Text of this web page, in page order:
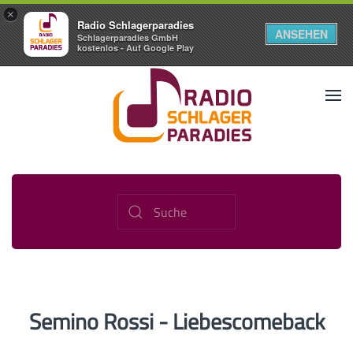
×
Radio Schlagerparadies
Schlagerparadies GmbH
kostenlos - Auf Google Play
ANSEHEN
Semino Rossi - Liebescomeback